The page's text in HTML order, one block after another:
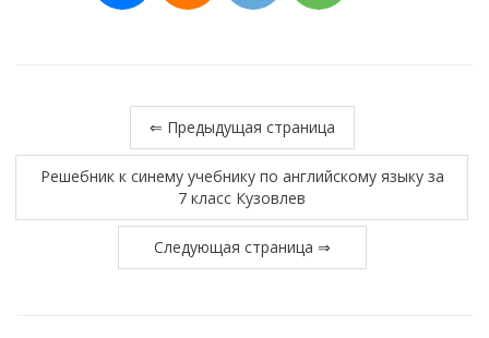
⇐ Предыдущая страница
Решебник к синему учебнику по английскому языку за
7 класс Кузовлев
Следующая страница ⇒